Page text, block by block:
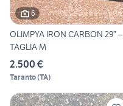
6
OLIMPYA IRON CARBON 29” –
TAGLIA M
2.500 €
Taranto(TA)